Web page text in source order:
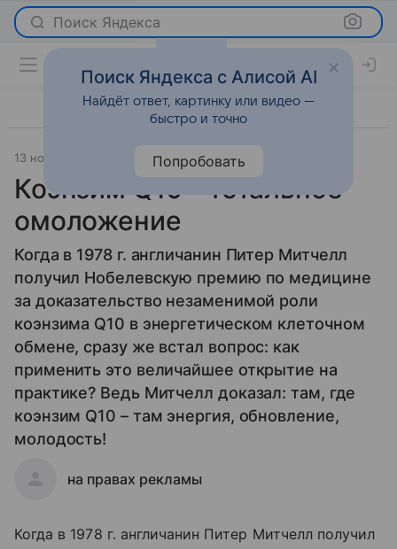
Поиск Яндекса
13 ноября 2013 Красота
Коэнзим Q10 - тотальное
омоложение
Когда в 1978 г. англичанин Питер Митчелл
получил Нобелевскую премию по медицине
за доказательство незаменимой роли
коэнзима Q10 в энергетическом клеточном
обмене, сразу же встал вопрос: как
применить это величайшее открытие на
практике? Ведь Митчелл доказал: там, где
коэнзим Q10 – там энергия, обновление,
молодость!
на правах рекламы
Когда в 1978 г. англичанин Питер Митчелл получил
Поиск Яндекса с Алисой AI
Найдёт ответ, картинку или видео —
быстро и точно
Попробовать